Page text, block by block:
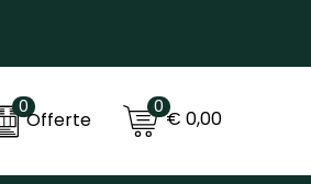
0
Offerte
0€ 0,00